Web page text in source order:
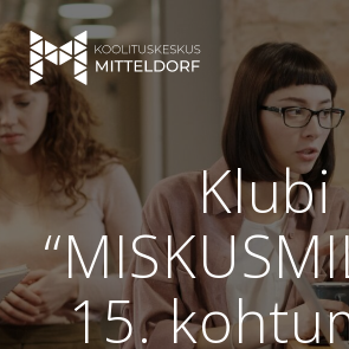
content
Klubi
15.